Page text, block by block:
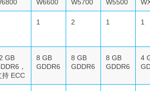
W6600 W5700 W5500
1 2 1 1
GB
，
持 ECC
8 GB
GDDR6
8 GB
GDDR6
8 GB
GDDR6
4